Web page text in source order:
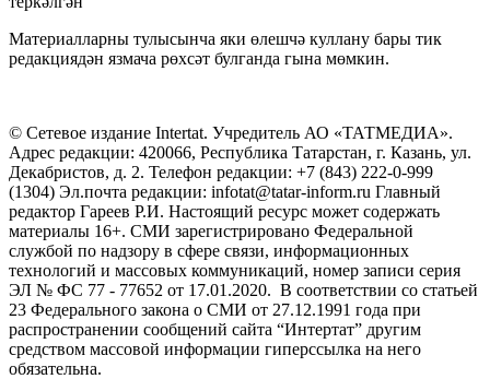
Материалларны тулысынча яки өлешчә куллану бары тик
редакциядән язмача рөхсәт булганда гына мөмкин.
© Сетевое издание Intertat. Учредитель АО «ТАТМЕДИА».
Адрес редакции: 420066, Республика Татарстан, г. Казань, ул.
Декабристов, д. 2. Телефон редакции: +7 (843) 222-0-999
(1304) Эл.почта редакции: infotat@tatar-inform.ru Главный
редактор Гареев Р.И. Настоящий ресурс может содержать
материалы 16+. СМИ зарегистрировано Федеральной
службой по надзору в сфере связи, информационных
технологий и массовых коммуникаций, номер записи серия
ЭЛ № ФС 77 - 77652 от 17.01.2020. В соответствии со статьей
23 Федерального закона о СМИ от 27.12.1991 года при
распространении сообщений сайта “Интертат” другим
средством массовой информации гиперссылка на него
обязательна.